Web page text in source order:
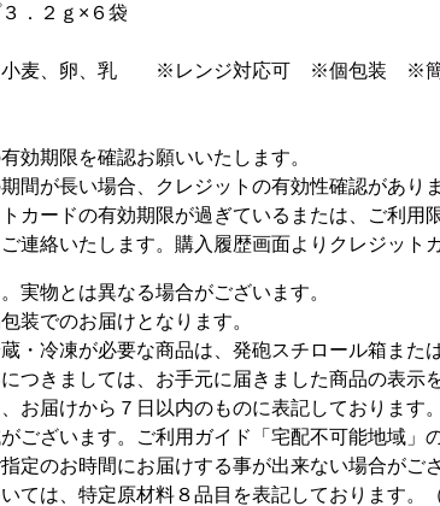
．２ｇ×６袋
】小麦、卵、乳 ※レンジ対応可 ※個包装 ※簡
効期限を確認お願いいたします。
間が長い場合、クレジットの有効性確認がありま
カードの有効期限が過ぎているまたは、ご利用
連絡いたします。購入履歴画面よりクレジット
実物とは異なる場合がございます。
装でのお届けとなります。
・冷凍が必要な商品は、発砲スチロール箱また
つきましては、お手元に届きました商品の表示
お届けから７日以内のものに表記しております。
ございます。ご利用ガイド「宅配不可能地域」
定のお時間にお届けする事が出来ない場合がござ
ては、特定原材料８品目を表記しております。